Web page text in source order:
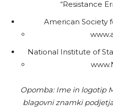
“Resistance
American Society
National Institute of
Opomba: Ime in logotip
blagovni znamki